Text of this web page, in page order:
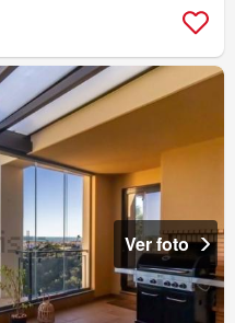
Ver foto